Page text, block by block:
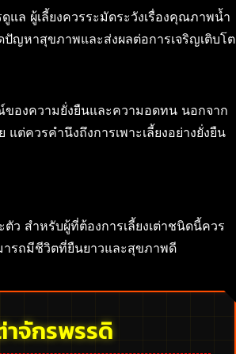
แล ผู้เลี้ยงควรระมัดระวังเรื่องคุณภาพน้ำ
ปัญหาสุขภาพและส่งผลต่อการเจริญเติบโต
องความยั่งยืนและความอดทน นอกจาก
ต่ควรคำนึงถึงการเพาะเลี้ยงอย่างยั่งยืน
สำหรับผู้ที่ต้องการเลี้ยงเต่าชนิดนี้ควร
ารถมีชีวิตที่ยืนยาวและสุขภาพดี
าจักรพรรดิ